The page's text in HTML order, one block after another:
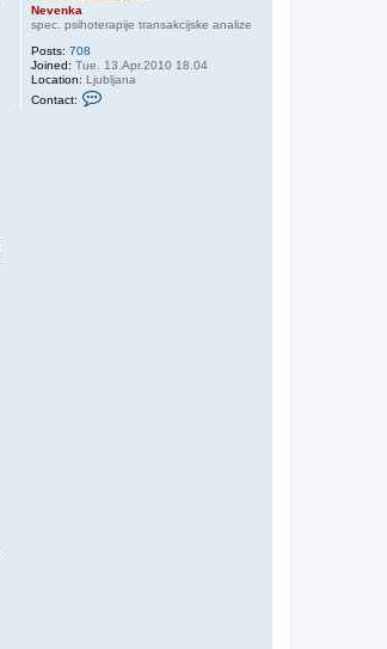
Nevenka
spec. psihoterapije transakcijske analize
Posts: 708
Joined: Tue. 13.Apr.2010 18.04
Location: Ljubljana
Contact: